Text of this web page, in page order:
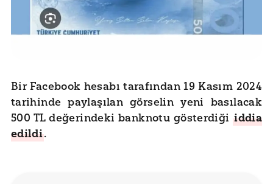
Bir Facebook hesabı tarafından 19 Kasım 2024
tarihinde paylaşılan görselin yeni basılacak
500 TL değerindeki banknotu gösterdiğiiddia
edildi.